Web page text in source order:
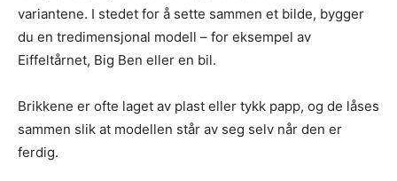
variantene. I stedet for å sette sammen et bilde, bygger
du en tredimensjonal modell – for eksempel av
Eiffeltårnet, Big Ben eller en bil.
Brikkene er ofte laget av plast eller tykk papp, og de låses
sammen slik at modellen står av seg selv når den er
ferdig.